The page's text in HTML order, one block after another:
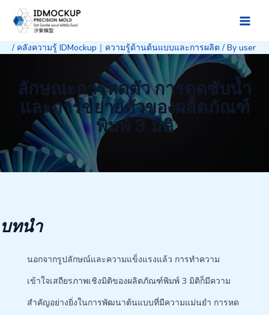
Main
/ คลังความรู้ IDMockup｜ความรู้ด้านต้นแบบและการผลิต / By user
ลักษณะการหดตัว การดูดซับน้ำ
และการขยายตัวของผลิตภัณฑ์
พิมพ์ 3 มิติ
บทนำ
นอกจากรูปลักษณ์และความแข็งแรงแล้ว การทำความ
เข้าใจเสถียรภาพเชิงมิติของผลิตภัณฑ์พิมพ์ 3 มิติก็มีความ
สำคัญอย่างยิ่งในการพัฒนาต้นแบบที่มีความแม่นยำ การหด